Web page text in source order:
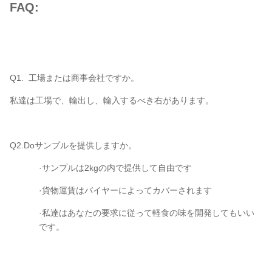
FAQ:
Q1. 工場または商事会社ですか。
私達は工場で、輸出し、輸入するべき右があります。
Q2.Doサンプルを提供しますか。
·サンプルは2kgの内で提供して自由です
·貨物運賃はバイヤーによってカバーされます
·私達はあなたの要求に従って軽食の味を開発してもいい
です。